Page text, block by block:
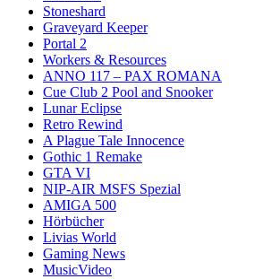
Stoneshard
Graveyard Keeper
Portal 2
Workers & Resources
ANNO 117 – PAX ROMANA
Cue Club 2 Pool and Snooker
Lunar Eclipse
Retro Rewind
A Plague Tale Innocence
Gothic 1 Remake
GTA VI
NIP-AIR MSFS Spezial
AMIGA 500
Hörbücher
Livias World
Gaming News
MusicVideo